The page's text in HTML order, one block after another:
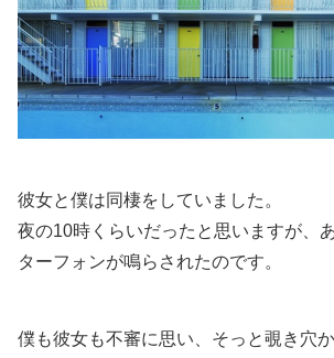
彼女と僕は同棲をしていました。
夜の10時くらいだったと思いますが、
ターフォンが鳴らされたのです。
僕も彼女も不審に思い、そっと覗き穴